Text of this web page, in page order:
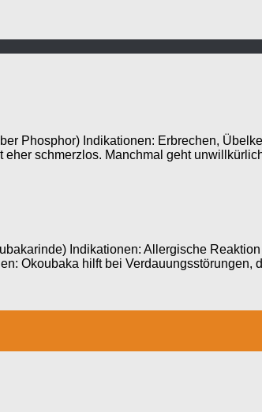
Phosphor) Indikationen: Erbrechen,
eher schmerzlos. Manchmal geht
Indikationen: Allergische
Okoubaka hilft bei